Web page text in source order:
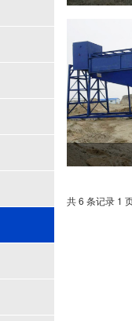
共 6 条记录 1